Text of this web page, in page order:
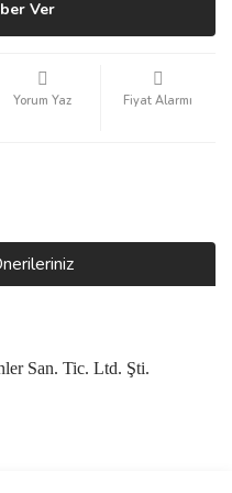
Ver
Yorum Yaz Fiyat Alarmı
San. Tic. Ltd. Şti.